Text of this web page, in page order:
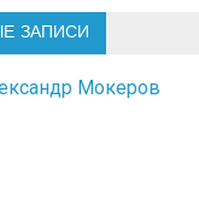
ЗАПИСИ
Мокеров